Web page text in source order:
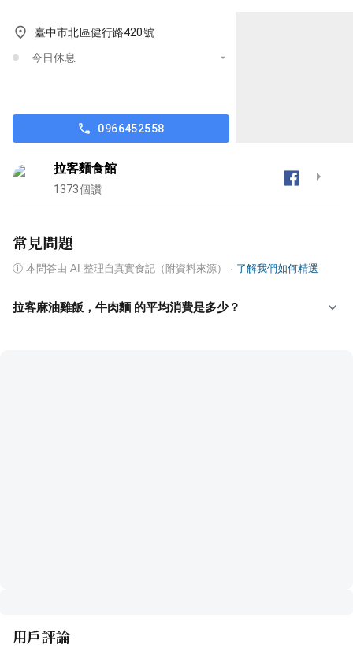
臺中市北區健行路420號
今日休息
0966452558
拉客麵食館
1373個讚
常見問題
ⓘ 本問答由 AI 整理自真實食記（附資料來源） · 了解我們如何精選
拉客麻油雞飯，牛肉麵 的平均消費是多少？
用戶評論